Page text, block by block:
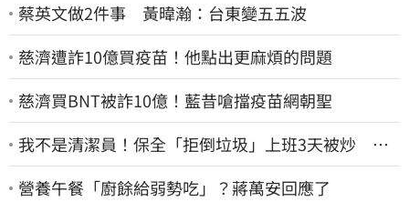
蔡英文做2件事 黃暐瀚：台東變五五波
慈濟遭詐10億買疫苗！他點出更麻煩的問題
慈濟買BNT被詐10億！藍昔嗆擋疫苗網朝聖
我不是清潔員！保全「拒倒垃圾」上班3天被炒 找
法院討公道結果出爐
營養午餐「廚餘給弱勢吃」？蔣萬安回應了